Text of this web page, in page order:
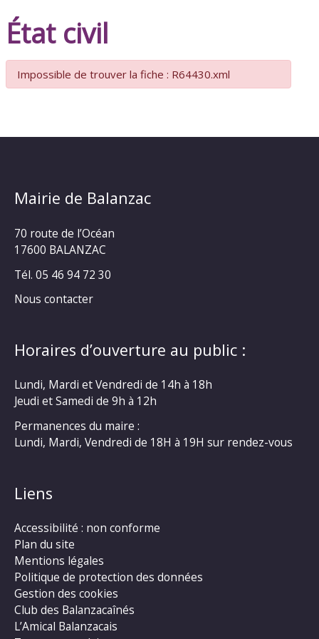
État civil
Impossible de trouver la fiche : R64430.xml
Mairie de Balanzac
70 route de l’Océan
17600 BALANZAC
Tél. 05 46 94 72 30
Nous contacter
Horaires d’ouverture au public :
Lundi, Mardi et Vendredi de 14h à 18h
Jeudi et Samedi de 9h à 12h
Permanences du maire :
Lundi, Mardi, Vendredi de 18H à 19H sur rendez-vous
Liens
Accessibilité : non conforme
Plan du site
Mentions légales
Politique de protection des données
Gestion des cookies
Club des Balanzacaînés
L’Amical Balanzacais